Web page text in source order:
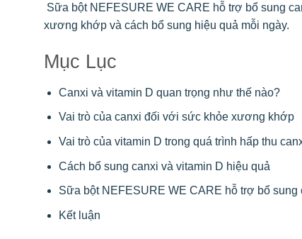
Sữa bột NEFESURE WE CARE hỗ trợ bổ sung
xương khớp và cách bổ sung hiệu quả mỗi ngày.
Mục Lục
Canxi và vitamin D quan trọng như thế nào?
Vai trò của canxi đối với sức khỏe xương khớp
Vai trò của vitamin D trong quá trình hấp thu
Cách bổ sung canxi và vitamin D hiệu quả
Sữa bột NEFESURE WE CARE hỗ trợ bổ sung
Kết luận